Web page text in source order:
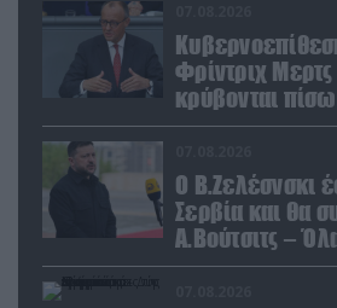
Φρίντριχ Μερτς
κρύβονται
παραποιημένο
Ο Β.Ζελέσνσκι
Σερβία και θα
Α.Βούτσιτς – Όλα τα βλέμματα
στις σχέσεις